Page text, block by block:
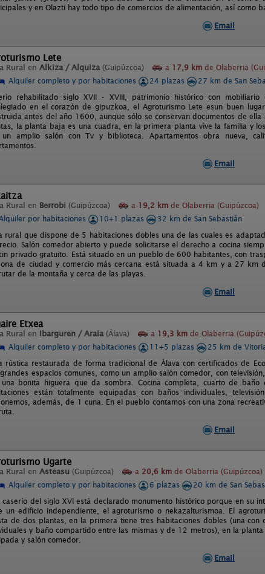
y en Olazti hay todo tipo de comercios de alimentación, así como
Email
Lete
Rural en Alkiza / Alquiza (Guipúzcoa) a 17,9 km de Olaberria
Alquiler completo y por habitaciones
24 plazas
27 km de San
rehabilitado siglo XVII - XVIII, patrimonio histórico con
en el corazón de gipuzkoa, el Agroturismo Lete esun buen
antes del año 1600, aunque sólo se conservan documentos de
la planta baja es una cuadra, en la primera planta vive la familia y
un amplio salón con Tv y biblioteca. Apartamentos obra nueva,
Email
Rural en Berrobi (Guipúzcoa) a 19,2 km de Olaberria (Guipúzcoa)
por habitaciones
10+1 plazas
32 km de San Sebastián
rural que dispone de 5 habitaciones dobles una de las cuales es
Salón comedor abierto y puede solicitarse el derecho a cocina
privado gratuito. Está situado en un pueblo de 600 habitantes, con
de ciudad y comercio más cercana está situada a 4 km y a 27 km
de la montaña y cerca de las playas.
Email
Etxea
Rural en Ibarguren / Araia (Álava) a 19,3 km de Olaberria
Alquiler completo y por habitaciones
11+5 plazas
25 km de
rústica restaurada de forma tradicional de Álava con certificados de
espacios comunes, como un amplio salón comedor, con
bonita higuera que da sombra. Cocina completa, cuarto de baño
están totalmente equipadas con baños individuales,
además, de 1 cuna. En el pueblo contamos con una zona
Email
Ugarte
Rural en Asteasu (Guipúzcoa) a 20,6 km de Olaberria (Guipúzcoa)
Alquiler completo y por habitaciones
6 plazas
20 km de San
caserío del siglo XVI está declarado monumento histórico porque en su
un edificio independiente, el agroturismo o nekazalturismoa. El
de dos plantas, en la primera tiene tres habitaciones dobles (una
y baño compartido entre las mismas y de 12 metros), en la
y salón comedor.
Email